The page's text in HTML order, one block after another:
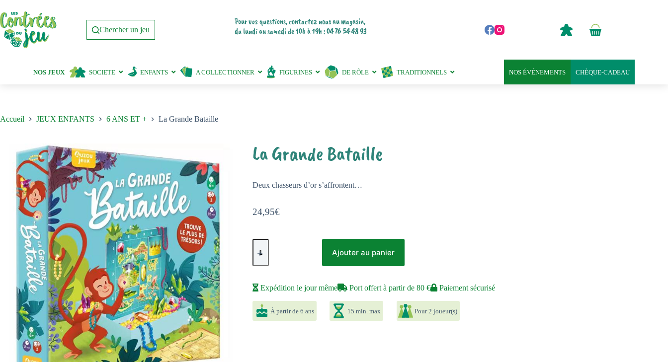
au
contenu
Chercher un jeu
Pour vos questions, contactez nous au magasin,
du lundi au samedi de 10h à 19h : 04 76 54 48 93
Panier
0,00
NOS JEUX SOCIETE ENFANTS A COLLECTIONNER FIGURINES DE RÔLE TRADITIONNELS CHÈQUE-CADEAU
NOS ÉVÉNEMENTS
Accueil JEUX ENFANTS 6 ANS ET + La Grande Bataille
La Grande Bataille
24,95€
Deux chasseurs d’or s’affrontent…
quantité
de
Grande
Ajouter au panier
Expédition le jour même Port offert à partir de 80 € Paiement sécurisé
À partir de 6 ans 15 min. max Pour 2 joueur(s)